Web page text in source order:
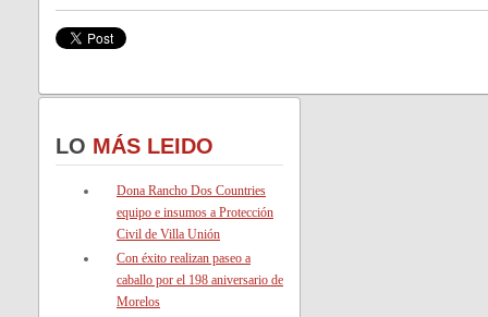
LO MÁS LEIDO
Dona Rancho Dos Countries
equipo e insumos a Protección
Civil de Villa Unión
Con éxito realizan paseo a
caballo por el 198 aniversario de
Morelos